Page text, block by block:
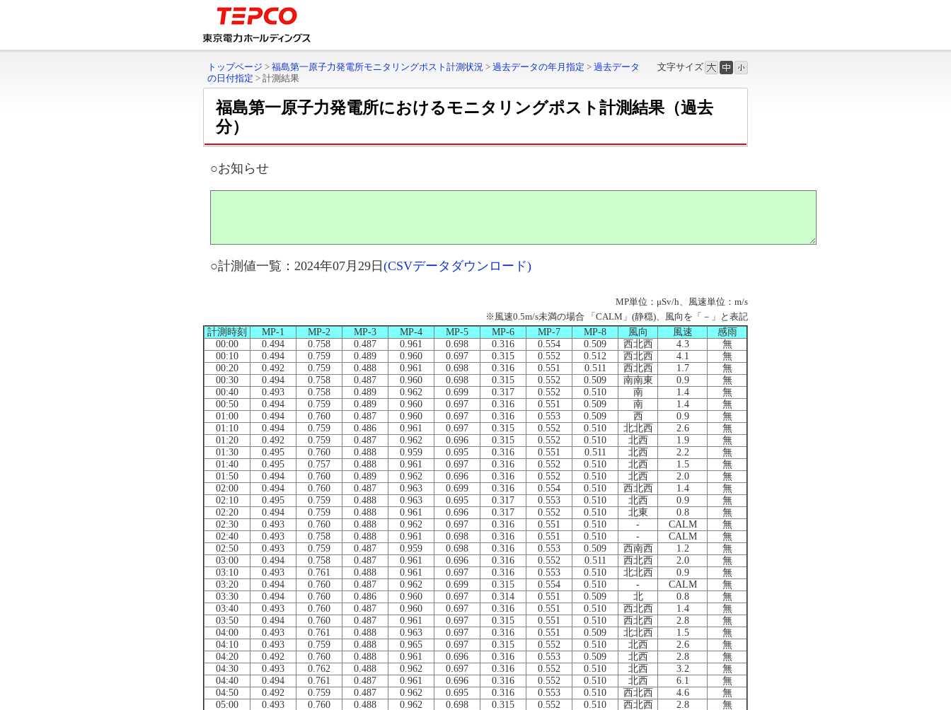
文字サイズ
トップページ > 福島第一原子力発電所モニタリングポスト計測状況 > 過去データの年月指定 > 過去データ
の日付指定 > 計測結果
福島第一原子力発電所におけるモニタリングポスト計測結果（過去
分）
○お知らせ
○計測値一覧：2024年07月29日 (CSVデータダウンロード)
MP単位：μSv/h、風速単位：m/s
※風速0.5m/s未満の場合 「CALM」(静穏)、風向を「－」と表記
計測時刻
MP-1 MP-2 MP-3 MP-4 MP-5 MP-6 MP-7 MP-8 風向 風速
感雨
00:00
0.494 0.758 0.487 0.961 0.698 0.316 0.554 0.509 西北西 4.3
無
00:10
0.494 0.759 0.489 0.960 0.697 0.315 0.552 0.512 西北西 4.1
無
00:20
0.492 0.759 0.488 0.961 0.698 0.316 0.551 0.511 西北西 1.7
無
00:30
0.494 0.758 0.487 0.960 0.698 0.315 0.552 0.509 南南東 0.9
無
00:40
0.493 0.758 0.489 0.962 0.699 0.317 0.552 0.510 南 1.4
無
00:50
0.494 0.759 0.489 0.960 0.697 0.316 0.551 0.509 南 1.4
無
01:00
0.494 0.760 0.487 0.960 0.697 0.316 0.553 0.509 西 0.9
無
01:10
0.494 0.759 0.486 0.961 0.697 0.315 0.552 0.510 北北西 2.6
無
01:20
0.492 0.759 0.487 0.962 0.696 0.315 0.552 0.510 北西 1.9
無
01:30
0.495 0.760 0.488 0.959 0.695 0.316 0.551 0.511 北西 2.2
無
01:40
0.495 0.757 0.488 0.961 0.697 0.316 0.552 0.510 北西 1.5
無
01:50
0.494 0.760 0.489 0.962 0.696 0.316 0.552 0.510 北西 2.0
無
02:00
0.494 0.760 0.487 0.963 0.699 0.316 0.554 0.510 西北西 1.4
無
02:10
0.495 0.759 0.488 0.963 0.695 0.317 0.553 0.510 北西 0.9
無
02:20
0.494 0.759 0.488 0.961 0.696 0.317 0.552 0.510 北東 0.8
無
02:30
0.493 0.760 0.488 0.962 0.697 0.316 0.551 0.510 - CALM
無
02:40
0.493 0.758 0.488 0.961 0.698 0.316 0.551 0.510 - CALM
無
02:50
0.493 0.759 0.487 0.959 0.698 0.316 0.553 0.509 西南西 1.2
無
03:00
0.494 0.758 0.487 0.961 0.696 0.316 0.552 0.511 西北西 2.0
無
03:10
0.493 0.761 0.488 0.961 0.697 0.316 0.553 0.510 北北西 0.9
無
03:20
0.494 0.760 0.487 0.962 0.699 0.315 0.554 0.510 - CALM
無
03:30
0.494 0.760 0.486 0.960 0.697 0.314 0.551 0.509 北 0.8
無
03:40
0.493 0.760 0.487 0.960 0.697 0.316 0.551 0.510 西北西 1.4
無
03:50
0.494 0.760 0.487 0.961 0.697 0.315 0.551 0.510 西北西 2.8
無
04:00
0.493 0.761 0.488 0.963 0.697 0.316 0.551 0.509 北北西 1.5
無
04:10
0.493 0.759 0.488 0.965 0.697 0.315 0.552 0.510 北西 2.6
無
04:20
0.492 0.760 0.488 0.961 0.696 0.316 0.553 0.509 北西 2.8
無
04:30
0.493 0.762 0.488 0.962 0.697 0.316 0.552 0.510 北西 3.2
無
04:40
0.494 0.761 0.487 0.961 0.696 0.316 0.552 0.510 北西 6.1
無
04:50
0.492 0.759 0.487 0.962 0.695 0.316 0.553 0.510 西北西 4.6
無
05:00
0.493 0.760 0.488 0.962 0.698 0.315 0.552 0.510 西北西 2.8
無